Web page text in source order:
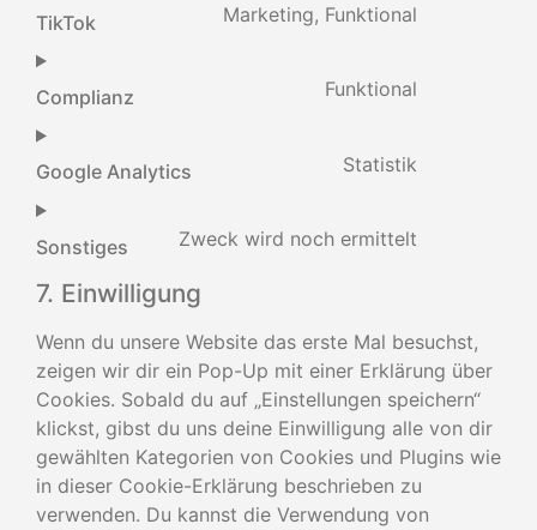
TikTok Marketing, Funktional
Complianz Funktional
Google Analytics Statistik
Sonstiges Zweck wird noch ermittelt
7. Einwilligung
Wenn du unsere Website das erste Mal besuchst,
zeigen wir dir ein Pop-Up mit einer Erklärung über
Cookies. Sobald du auf „Einstellungen speichern“
klickst, gibst du uns deine Einwilligung alle von dir
gewählten Kategorien von Cookies und Plugins wie
in dieser Cookie-Erklärung beschrieben zu
verwenden. Du kannst die Verwendung von